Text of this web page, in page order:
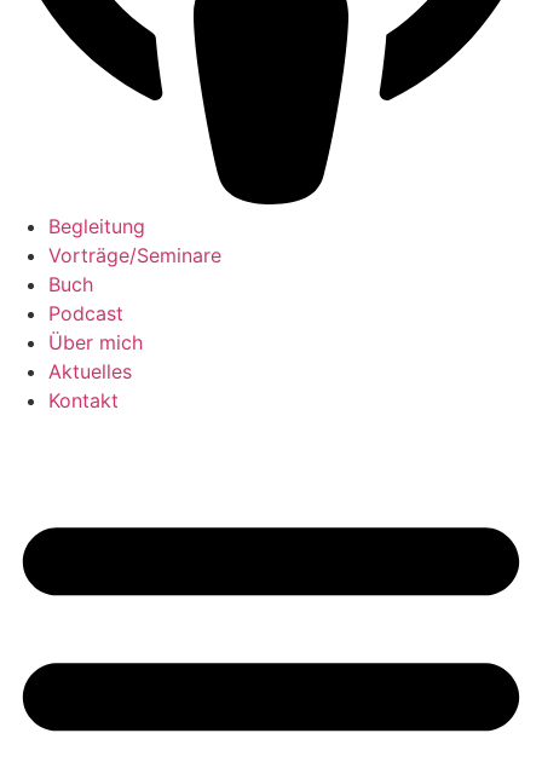
Begleitung
Vorträge/Seminare
Buch
Podcast
Über mich
Aktuelles
Kontakt